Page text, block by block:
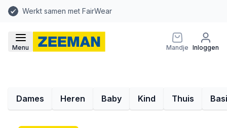
Werkt samen met FairWear
Menu Mandje Inloggen
Dames Heren Baby Kind Thuis